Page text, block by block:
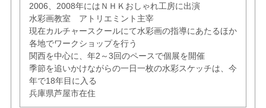
2006、2008年にはＮＨＫおしゃれ工房に出演
水彩画教室 アトリエミント主宰
現在カルチャースクールにて水彩画の指導にあたるほか
各地でワークショップを行う
関西を中心に、年2～3回のペースで個展を開催
季節を追いかけながらの一日一枚の水彩スケッチは、今
年で18年目に入る
兵庫県芦屋市在住